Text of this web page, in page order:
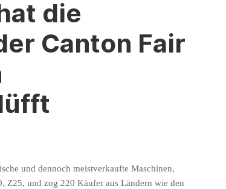
die
Canton Fair
und dennoch meistverkaufte Maschinen,
Z25, und zog 220 Käufer aus Ländern wie den